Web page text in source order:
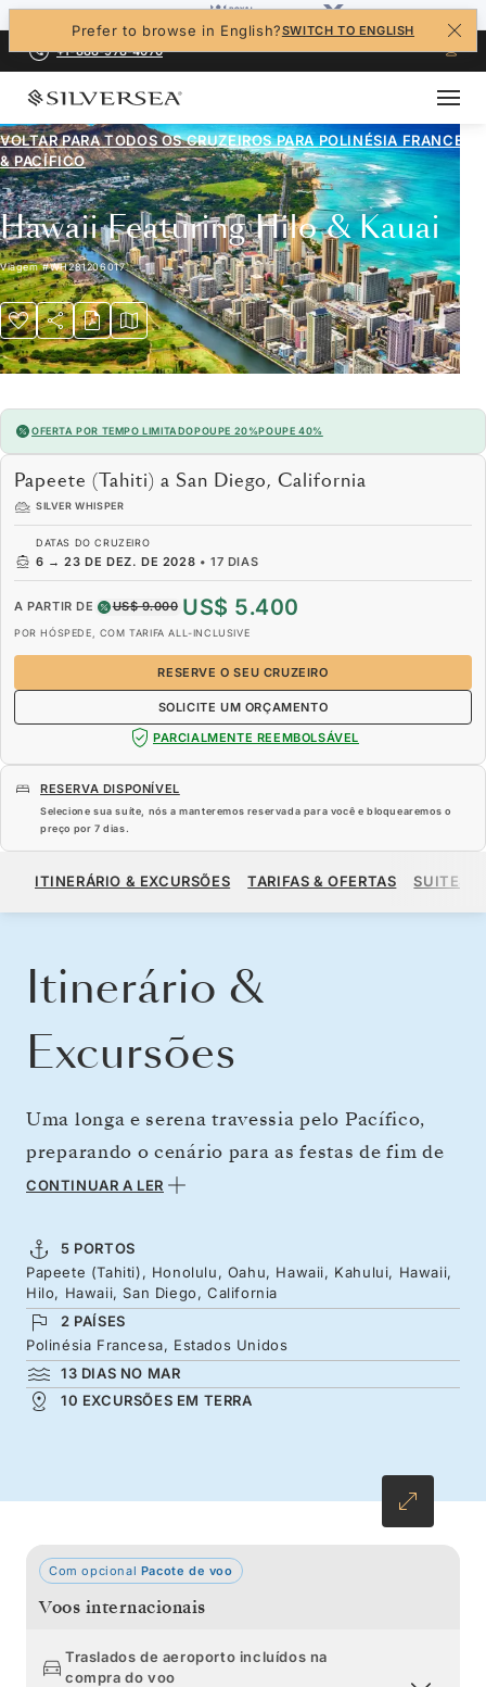
Prefer to browse in English?SWITCH TO ENGLISH
+1-888-978-4070
VOLTAR PARA TODOS OS CRUZEIROS PARAPOLINÉSIA FRANCESA
& PACÍFICO
Hawaii Featuring Hilo & Kauai
Viagem#WH281206017
OFERTA POR TEMPO LIMITADOPOUPE 20%POUPE 40%
Papeete (Tahiti) a San Diego, California
SILVER WHISPER
DATAS DO CRUZEIRO
6 → 23 DE DEZ. DE 2028 •17 DIAS
A PARTIR DE US$ 9.000 US$ 5.400
POR HÓSPEDE, COM TARIFA ALL-INCLUSIVE
RESERVE O SEU CRUZEIRO
SOLICITE UM ORÇAMENTO
PARCIALMENTE REEMBOLSÁVEL
RESERVA DISPONÍVEL
Selecione sua suíte, nós a manteremos reservada para você e bloquearemos o
preço por 7 dias.
A PARTIR DE US$ 5.400
ITINERÁRIO & EXCURSÕES TARIFAS & OFERTAS SUITES
Itinerário &
Excursões
Uma longa e serena travessia pelo Pacífico,
preparando o cenário para as festas de fim de
ano com dias sonhadores ao sabor do mar e a
exuberantes do Havaí. De um dos recantos
mais distantes e deslumbrantes do planeta, o
Taiti, navegue rumo ao norte em direção à
exuberância tropical do Havaí, à cultura Aloha
e às celebrações de Mele Kalikimaka, antes
que dias tranquilos em alto-mar levem você
CONTINUAR A LER
5 PORTOS
Papeete (Tahiti), Honolulu, Oahu, Hawaii, Kahului, Hawaii,
Hilo, Hawaii, San Diego, California
2 PAÍSES
Polinésia Francesa, Estados Unidos
13 DIAS NO MAR
10 EXCURSÕES EM TERRA
Com opcional Pacote de voo
Voos internacionais
Traslados de aeroporto incluídos na
compra do voo